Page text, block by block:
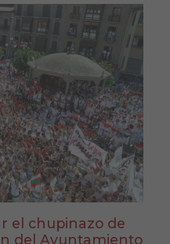
el chupinazo de
del Ayuntamiento